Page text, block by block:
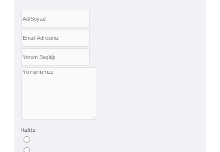
Kalite